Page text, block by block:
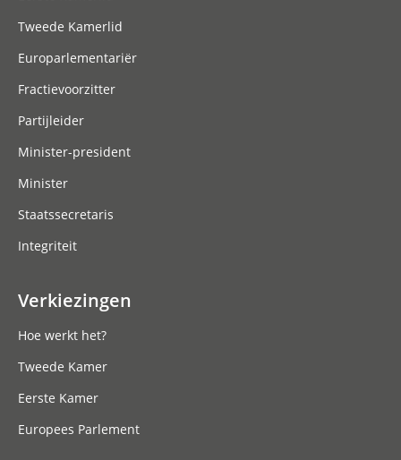
Tweede Kamerlid
Europarlementariër
Fractievoorzitter
Partijleider
Minister-president
Minister
Staatssecretaris
Integriteit
Verkiezingen
Hoe werkt het?
Tweede Kamer
Eerste Kamer
Europees Parlement